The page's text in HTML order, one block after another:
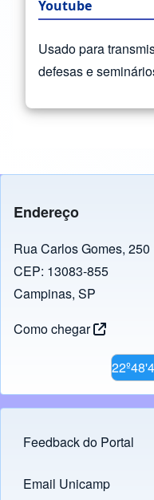
Youtube
Usado para
defesas e
Endereço
Rua Carlos Gomes, 250
CEP: 13083-855
Campinas, SP
Como chegar
Footer menu
Feedback do Portal
Links
Email Unicamp
(opens in new tab)